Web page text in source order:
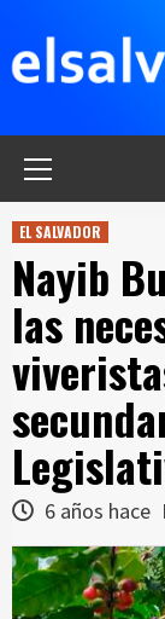
contenido
EL SALVADOR
Nayib
las
6 años hace